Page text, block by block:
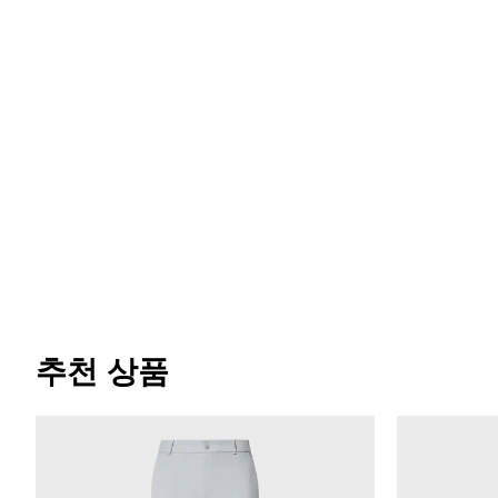
추천 상품